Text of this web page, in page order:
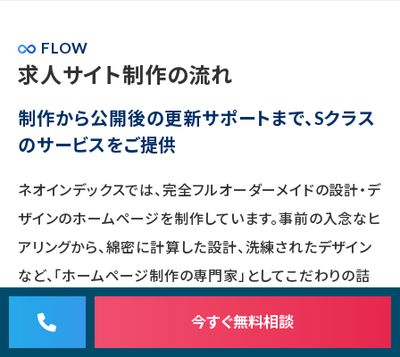
FLOW
求人サイト制作の流れ
制作から公開後の更新サポートまで、Sクラス
のサービスをご提供
ネオインデックスでは、完全フルオーダーメイドの設計・デ
ザインのホームページを制作しています。事前の入念なヒ
アリングから、綿密に計算した設計、洗練されたデザイン
など、「ホームページ制作の専門家」としてこだわりの詰
無制限・追加料金なしで手厚くサポート。制作から公開後
今すぐ無料相談